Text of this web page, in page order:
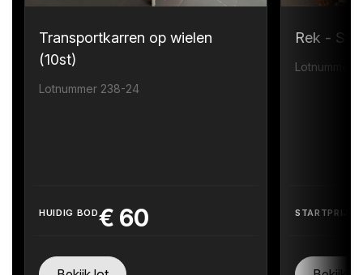
Transportkarren op wielen
(10st)
Lotnummer 238-24
HUIDIG BOD€ 60
Rek -
Lotnummer
STARTPRIJS